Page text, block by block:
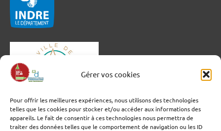
Gérer vos cookies
Pour offrir les meilleures expériences, nous utilisons des technologies
telles que les cookies pour stocker et/ou accéder aux informations des
appareils. Le fait de consentir à ces technologies nous permettra de
traiter des données telles que le comportement de navigation ou les ID